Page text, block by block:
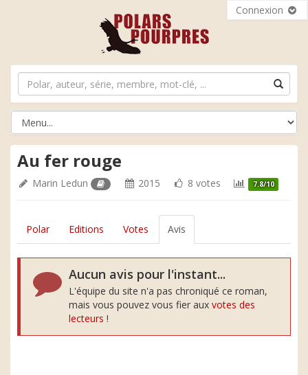
Connexion
Au fer rouge
Marin Ledun 2015 8 votes 7.8/10
Polar Editions Votes Avis
Aucun avis pour l'instant...
L'équipe du site n'a pas chroniqué ce roman,
mais vous pouvez vous fier aux votes des
lecteurs !